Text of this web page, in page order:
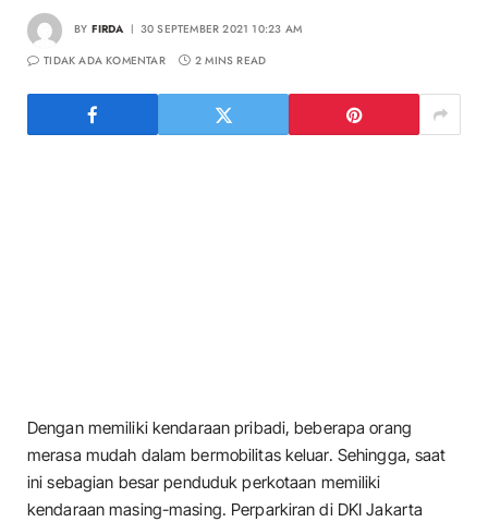
BY FIRDA
30 SEPTEMBER 2021 10:23 AM
TIDAK ADA KOMENTAR
2 MINS READ
Dengan memiliki kendaraan pribadi, beberapa orang
merasa mudah dalam bermobilitas keluar. Sehingga, saat
ini sebagian besar penduduk perkotaan memiliki
kendaraan masing-masing. Perparkiran di DKI Jakarta